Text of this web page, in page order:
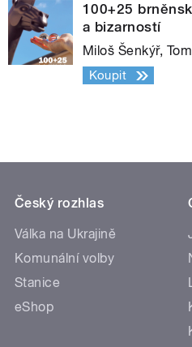
100+25
a bizarností
Miloš Šenkýř,
Koupit
Český rozhlas
Válka na Ukrajině
Komunální volby
Stanice
eShop